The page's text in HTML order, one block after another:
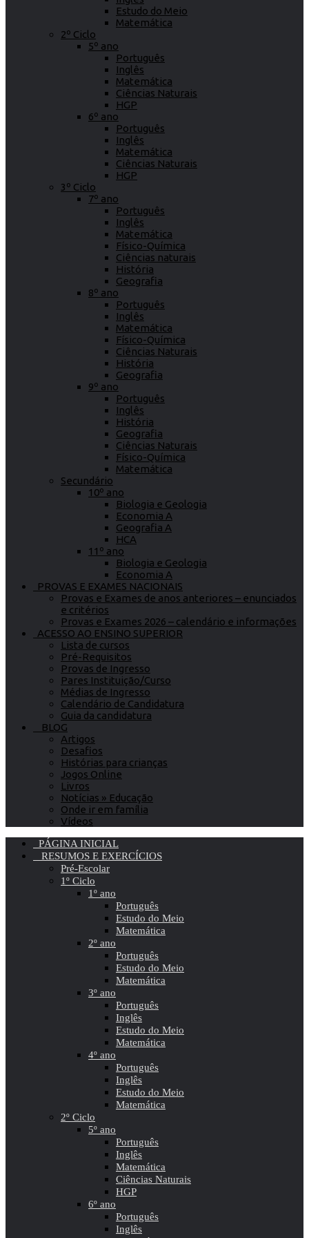
Estudo do Meio
Matemática
2º Ciclo
5º ano
Português
Inglês
Matemática
Ciências Naturais
HGP
6º ano
Português
Inglês
Matemática
Ciências Naturais
HGP
3º Ciclo
7º ano
Português
Inglês
Matemática
Físico-Química
Ciências naturais
História
Geografia
8º ano
Português
Inglês
Matemática
Físico-Química
Ciências Naturais
História
Geografia
9º ano
Português
Inglês
História
Geografia
Ciências Naturais
Físico-Química
Matemática
Secundário
10º ano
Biologia e Geologia
Economia A
Geografia A
HCA
11º ano
Biologia e Geologia
Economia A
PROVAS E EXAMES NACIONAIS
Provas e Exames de anos anteriores – enunciados
e critérios
Provas e Exames 2026 – calendário e informações
ACESSO AO ENSINO SUPERIOR
Lista de cursos
Pré-Requisitos
Provas de Ingresso
Pares Instituição/Curso
Médias de Ingresso
Calendário de Candidatura
Guia da candidatura
BLOG
Artigos
Desafios
Histórias para crianças
Jogos Online
Livros
Notícias » Educação
Onde ir em família
Vídeos
PÁGINA INICIAL
RESUMOS E EXERCÍCIOS
Pré-Escolar
1º Ciclo
1º ano
Português
Estudo do Meio
Matemática
2º ano
Português
Estudo do Meio
Matemática
3º ano
Português
Inglês
Estudo do Meio
Matemática
4º ano
Português
Inglês
Estudo do Meio
Matemática
2º Ciclo
5º ano
Português
Inglês
Matemática
Ciências Naturais
HGP
6º ano
Português
Inglês